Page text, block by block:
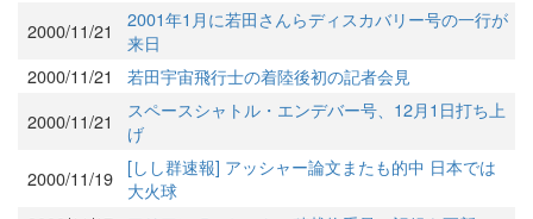
2000/11/21
2001年1月に若田さんらディスカバリー号の一行が
来日
2000/11/21
若田宇宙飛行士の着陸後初の記者会見
2000/11/21
スペースシャトル・エンデバー号、12月1日打ち上
げ
2000/11/19
[しし群速報] アッシャー論文またも的中 日本では
大火球